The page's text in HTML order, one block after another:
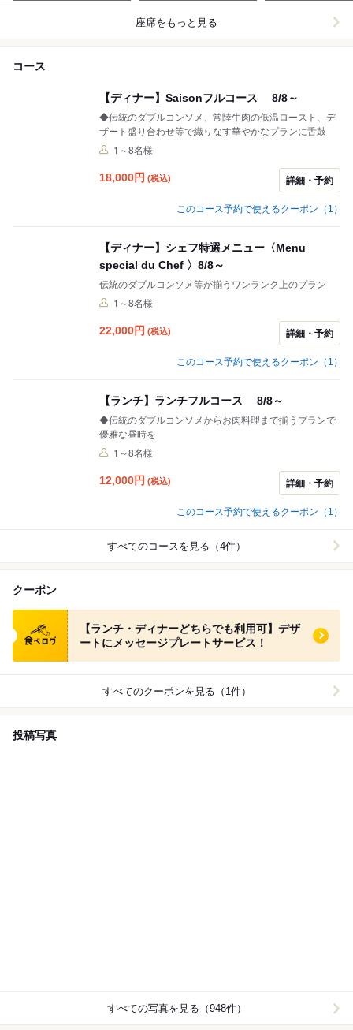
座席をもっと見る
コース
【ディナー】Saisonフルコース 8/8～
◆伝統のダブルコンソメ、常陸牛肉の低温ロースト、デ
ザート盛り合わせ等で織りなす華やかなプランに舌鼓
1～8名様
18,000円 (税込) 詳細・予約
このコース予約で使えるクーポン（1）
【ディナー】シェフ特選メニュー〈Menu
special du Chef 〉8/8～
伝統のダブルコンソメ等が揃うワンランク上のプラン
1～8名様
22,000円 (税込) 詳細・予約
このコース予約で使えるクーポン（1）
【ランチ】ランチフルコース 8/8～
◆伝統のダブルコンソメからお肉料理まで揃うプランで
優雅な昼時を
1～8名様
12,000円 (税込) 詳細・予約
このコース予約で使えるクーポン（1）
すべてのコースを見る（4件）
クーポン
食べログ クーポン
【ランチ・ディナーどちらでも利用可】デザ
ートにメッセージプレートサービス！
すべてのクーポンを見る（1件）
投稿写真
すべての写真を見る（948件）